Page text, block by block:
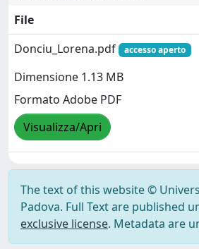
File
Donciu_Lorena.pdf
accesso aperto
Dimensione 1.13 MB
Formato Adobe PDF
Visualizza/Apri
The text of this website ©
Padova. Full Text are published
exclusive license. Metadata are